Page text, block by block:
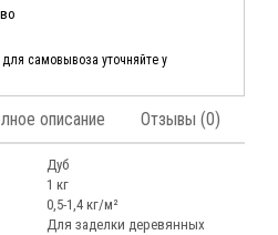
самовывоза уточняйте у
описание Отзывы (0)
Дуб
1 кг
0,5-1,4 кг/м²
Для заделки деревянных